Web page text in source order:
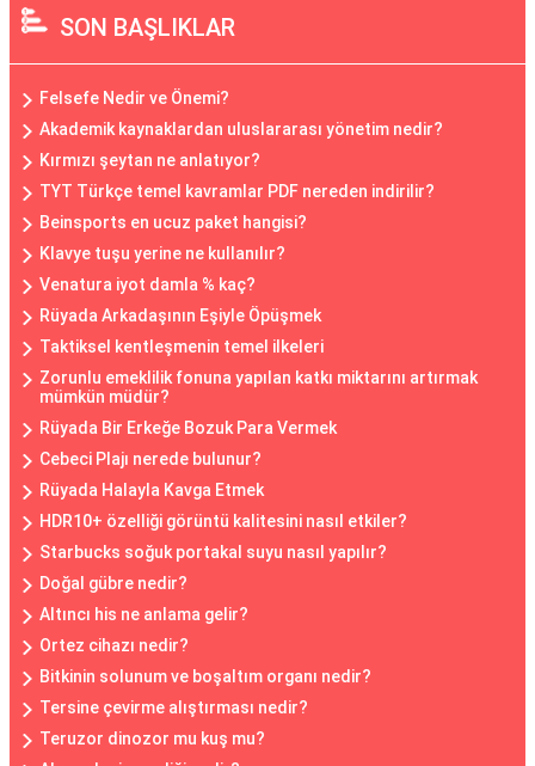
SON BAŞLIKLAR
Felsefe Nedir ve Önemi?
Akademik kaynaklardan uluslararası yönetim nedir?
Kırmızı şeytan ne anlatıyor?
TYT Türkçe temel kavramlar PDF nereden indirilir?
Beinsports en ucuz paket hangisi?
Klavye tuşu yerine ne kullanılır?
Venatura iyot damla % kaç?
Rüyada Arkadaşının Eşiyle Öpüşmek
Taktiksel kentleşmenin temel ilkeleri
Zorunlu emeklilik fonuna yapılan katkı miktarını artırmak
mümkün müdür?
Rüyada Bir Erkeğe Bozuk Para Vermek
Cebeci Plajı nerede bulunur?
Rüyada Halayla Kavga Etmek
HDR10+ özelliği görüntü kalitesini nasıl etkiler?
Starbucks soğuk portakal suyu nasıl yapılır?
Doğal gübre nedir?
Altıncı his ne anlama gelir?
Ortez cihazı nedir?
Bitkinin solunum ve boşaltım organı nedir?
Tersine çevirme alıştırması nedir?
Teruzor dinozor mu kuş mu?